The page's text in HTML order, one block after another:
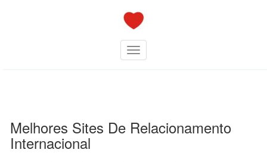
Toggle navigation
Melhores Sites De Relacionamento
Internacional